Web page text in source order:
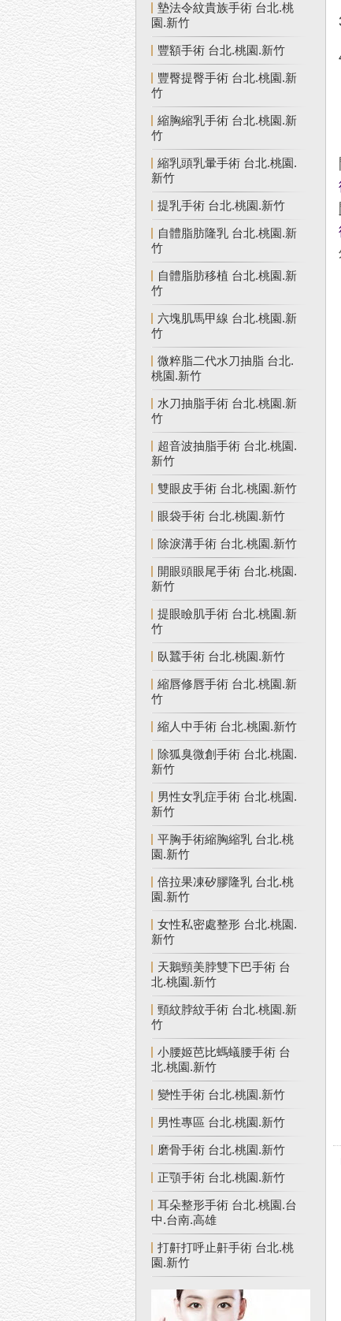
墊法令紋貴族手術 台北.桃
園.新竹
豐額手術 台北.桃園.新竹
豐臀提臀手術 台北.桃園.新
竹
縮胸縮乳手術 台北.桃園.新
竹
縮乳頭乳暈手術 台北.桃園.
新竹
提乳手術 台北.桃園.新竹
自體脂肪隆乳 台北.桃園.新
竹
自體脂肪移植 台北.桃園.新
竹
六塊肌馬甲線 台北.桃園.新
竹
微粹脂二代水刀抽脂 台北.
桃園.新竹
水刀抽脂手術 台北.桃園.新
竹
超音波抽脂手術 台北.桃園.
新竹
雙眼皮手術 台北.桃園.新竹
眼袋手術 台北.桃園.新竹
除淚溝手術 台北.桃園.新竹
開眼頭眼尾手術 台北.桃園.
新竹
提眼瞼肌手術 台北.桃園.新
竹
臥蠶手術 台北.桃園.新竹
縮唇修唇手術 台北.桃園.新
竹
縮人中手術 台北.桃園.新竹
除狐臭微創手術 台北.桃園.
新竹
男性女乳症手術 台北.桃園.
新竹
平胸手術縮胸縮乳 台北.桃
園.新竹
倍拉果凍矽膠隆乳 台北.桃
園.新竹
女性私密處整形 台北.桃園.
新竹
天鵝頸美脖雙下巴手術 台
北.桃園.新竹
頸紋脖紋手術 台北.桃園.新
竹
小腰姬芭比螞蟻腰手術 台
北.桃園.新竹
變性手術 台北.桃園.新竹
男性專區 台北.桃園.新竹
磨骨手術 台北.桃園.新竹
正顎手術 台北.桃園.新竹
耳朵整形手術 台北.桃園.台
中.台南.高雄
打鼾打呼止鼾手術 台北.桃
園.新竹